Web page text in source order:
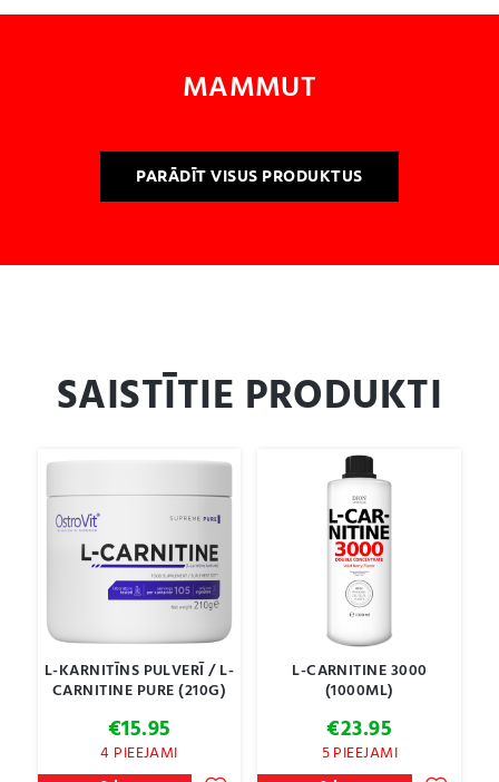
MAMMUT
PARĀDĪT VISUS PRODUKTUS
SAISTĪTIE PRODUKTI
L-KARNITĪNS PULVERĪ / L-
CARNITINE PURE (210G)
€15.95
4 PIEEJAMI
L-CARNITINE 3000
(1000ML)
€23.95
5 PIEEJAMI